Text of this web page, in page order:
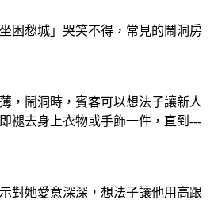
困愁城」哭笑不得，常見的鬧洞房
，鬧洞時，賓客可以想法子讓新人
褪去身上衣物或手飾一件，直到---
對她愛意深深，想法子讓他用高跟